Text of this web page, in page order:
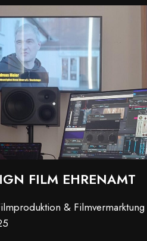
FILM EHRENAMT
& Filmvermarktung